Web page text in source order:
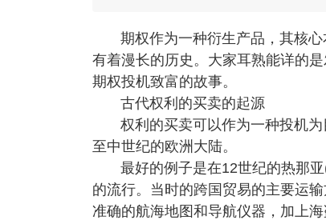
期权作为一种衍生产品，其核
有着漫长的历史。大家耳熟能详的
期权投机致富的故事。
古代权利的买卖的起源
权利的买卖可以作为一种投机
至中世纪的欧洲大陆。
最好的例子是在12世纪的热那
的流行。当时的跨国贸易的主要运
准确的航海地图和导航仪器，加上